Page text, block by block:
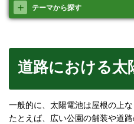
テーマから探す
道路における太
一般的に、太陽電池は屋根の上
たとえば、広い公園の舗装や道